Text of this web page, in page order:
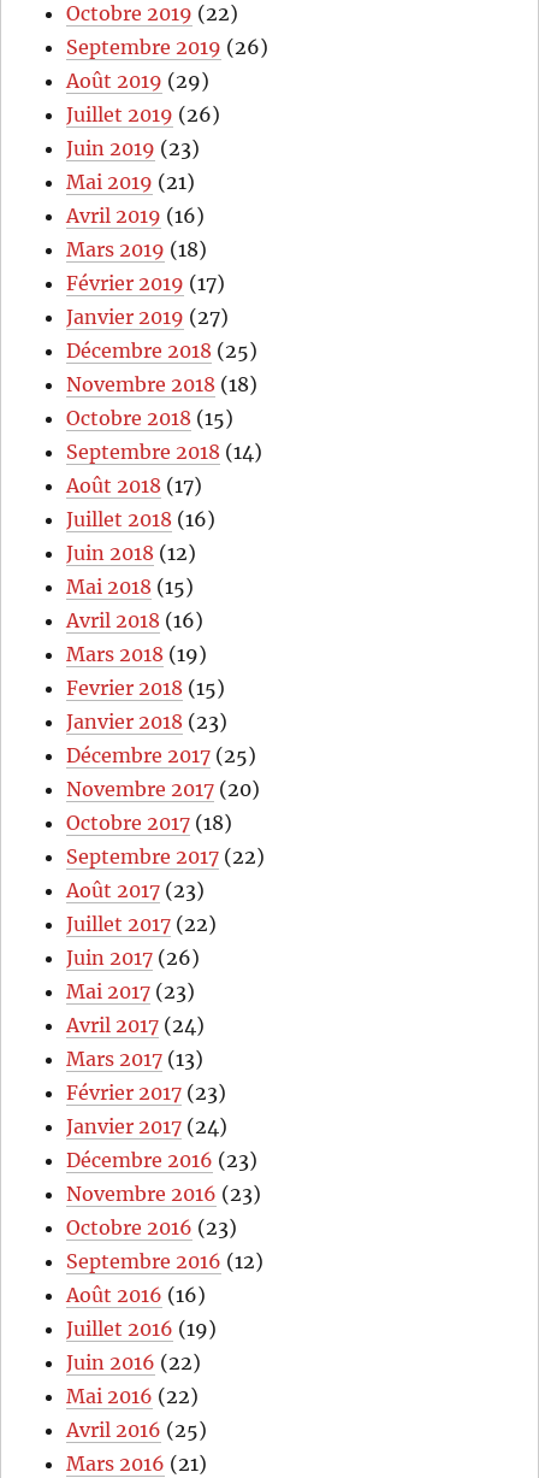
Octobre 2019 (22)
Septembre 2019 (26)
Août 2019 (29)
Juillet 2019 (26)
Juin 2019 (23)
Mai 2019 (21)
Avril 2019 (16)
Mars 2019 (18)
Février 2019 (17)
Janvier 2019 (27)
Décembre 2018 (25)
Novembre 2018 (18)
Octobre 2018 (15)
Septembre 2018 (14)
Août 2018 (17)
Juillet 2018 (16)
Juin 2018 (12)
Mai 2018 (15)
Avril 2018 (16)
Mars 2018 (19)
Fevrier 2018 (15)
Janvier 2018 (23)
Décembre 2017 (25)
Novembre 2017 (20)
Octobre 2017 (18)
Septembre 2017 (22)
Août 2017 (23)
Juillet 2017 (22)
Juin 2017 (26)
Mai 2017 (23)
Avril 2017 (24)
Mars 2017 (13)
Février 2017 (23)
Janvier 2017 (24)
Décembre 2016 (23)
Novembre 2016 (23)
Octobre 2016 (23)
Septembre 2016 (12)
Août 2016 (16)
Juillet 2016 (19)
Juin 2016 (22)
Mai 2016 (22)
Avril 2016 (25)
Mars 2016 (21)